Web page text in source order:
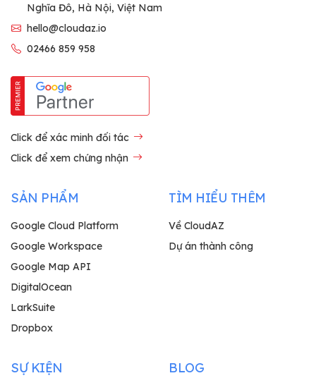
Nghĩa Đô, Hà Nội, Việt Nam
hello@cloudaz.io
02466 859 958
Click để xác minh đối tác
Click để xem chứng nhận
SẢN PHẨM
Google Cloud Platform
Google Workspace
Google Map API
DigitalOcean
LarkSuite
Dropbox
TÌM HIỂU THÊM
Về CloudAZ
Dự án thành công
SỰ KIỆN BLOG